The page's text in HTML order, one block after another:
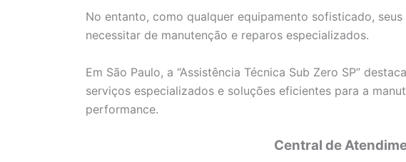
No entanto, como qualquer equipamento sofisticado,
necessitar de manutenção e reparos especializados.
Em São Paulo, a “Assistência Técnica Sub Zero SP”
serviços especializados e soluções eficientes para a
performance.
Central de